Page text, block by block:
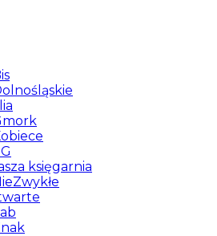
księgarnia